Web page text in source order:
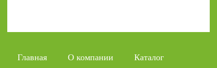
Главная О компании
Каталог